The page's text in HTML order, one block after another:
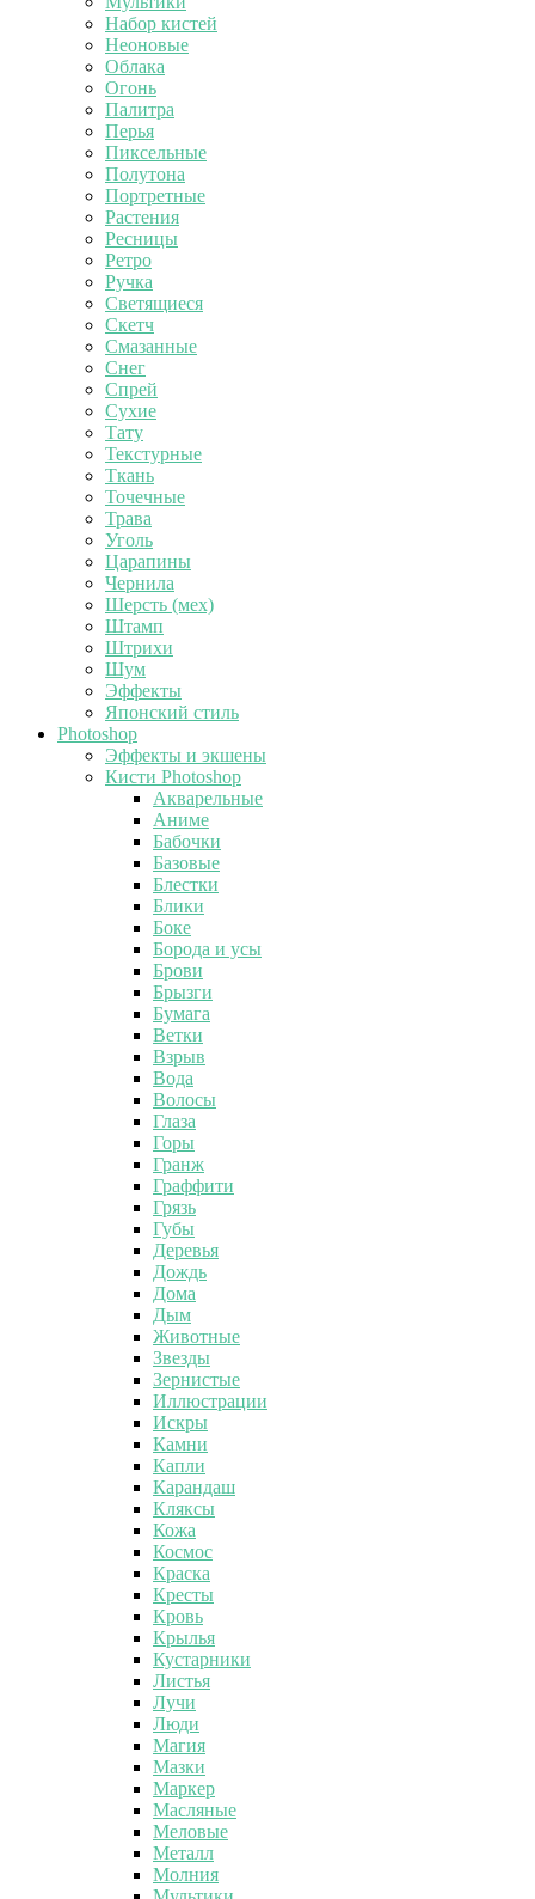
Набор кистей
Неоновые
Облака
Огонь
Палитра
Перья
Пиксельные
Полутона
Портретные
Растения
Ресницы
Ретро
Ручка
Светящиеся
Скетч
Смазанные
Снег
Спрей
Сухие
Тату
Текстурные
Ткань
Точечные
Трава
Уголь
Царапины
Чернила
Шерсть (мех)
Штамп
Штрихи
Шум
Эффекты
Японский стиль
Photoshop
Эффекты и экшены
Кисти Photoshop
Акварельные
Аниме
Бабочки
Базовые
Блестки
Блики
Боке
Борода и усы
Брови
Брызги
Бумага
Ветки
Взрыв
Вода
Волосы
Глаза
Горы
Гранж
Граффити
Грязь
Губы
Деревья
Дождь
Дома
Дым
Животные
Звезды
Зернистые
Иллюстрации
Искры
Камни
Капли
Карандаш
Кляксы
Кожа
Космос
Краска
Кресты
Кровь
Крылья
Кустарники
Листья
Лучи
Люди
Магия
Мазки
Маркер
Масляные
Меловые
Металл
Молния